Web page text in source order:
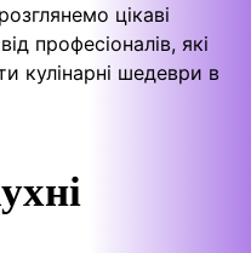
цікаві
професіоналів, які
кулінарні шедеври в